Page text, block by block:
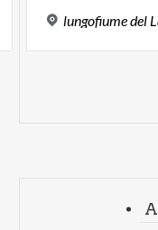
lungofiumedel